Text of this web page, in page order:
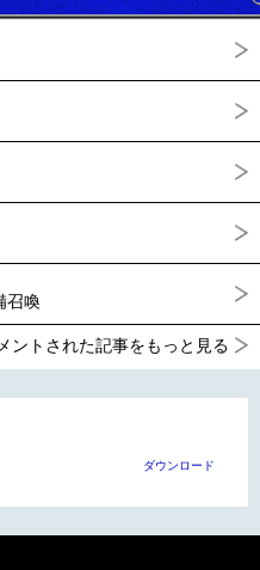
召喚
ントされた記事をもっと見る
ダウンロード